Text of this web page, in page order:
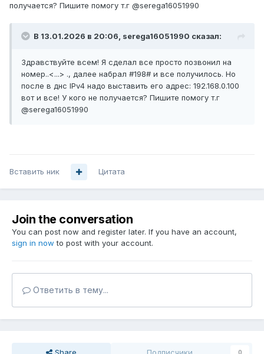
получается? Пишите помогу т.г @serega16051990
В 13.01.2026 в 20:06, serega16051990 сказал:
Здравствуйте всем! Я сделал все просто позвонил на
номер..<...> ., далее набрал #198# и все получилось. Но
после в днс IPv4 надо выставить его адрес: 192.168.0.100
вот и все! У кого не получается? Пишите помогу т.г
@serega16051990
Вставить ник Цитата
Join the conversation
You can post now and register later. If you have an account,
sign in now to post with your account.
Ответить в тему...
0